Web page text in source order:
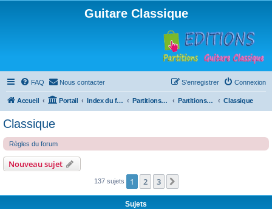
Guitare Classique
FAQ Nous contacter Connexion
S’enregistrer
Accueil Portail Index du forum Partitions pour guitare en libre téléchargement Partitions classées par compositeur Classique
Classique
Règles du forum
Nouveau sujet
137 sujets 1 2 3
Sujets